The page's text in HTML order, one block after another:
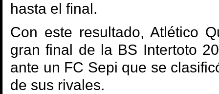
hasta el final.
Con este resultado, Atlético
gran final de la BS Intertoto
ante un FC Sepi que se
de sus rivales.